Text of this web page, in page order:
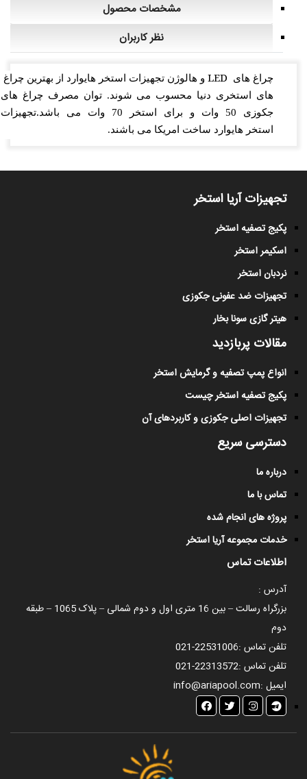
مشخصات محصول
نظر کاربران
چراغ های LED و هالوژن تجهیزات استخر هایوارد از بهترین چراغ
های استخری دنیا محسوب می شوند. توان مصرف چراغ های
جکوزی 50 وات و برای استخر 70 وات می باشد
.تجهیزات
استخر هایوارد ساخت امریکا می باشند.
تجهیزات آریا استخر
پکیج تصفیه استخر
اسکیمر استخر
نردبان استخر
تجهیزات ضد عفونی جکوزی
هیتر گازی سونا بخار
مقالات پربازدید
انواع پمپ تصفیه و گرمایش استخر
پکیج تصفیه استخر چیست
تجهیزات اصلی جکوزی و کاربردهای آن
دسترسی سریع
درباره ما
تماس با ما
پروژه های انجام شده
خدمات مجموعه آریا استخر
اطلاعات تماس
آدرس :
بزرگراه رسالت – بین 16 متری اول و دوم شمالی – پلاک 1065 – طبقه
دوم
تلفن تماس :021-22531006
تلفن تماس :021-22313572
ایمیل :info@ariapool.com